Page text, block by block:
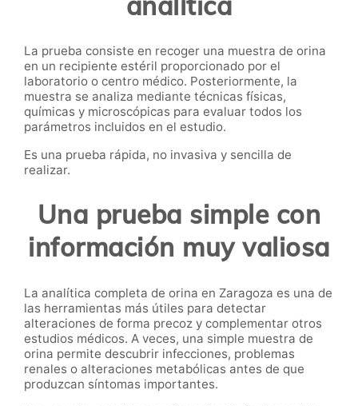
La prueba consiste en recoger una muestra de orina
en un recipiente estéril proporcionado por el
laboratorio o centro médico. Posteriormente, la
muestra se analiza mediante técnicas físicas,
químicas y microscópicas para evaluar todos los
parámetros incluidos en el estudio.
Es una prueba rápida, no invasiva y sencilla de
realizar.
Una prueba simple con
información muy valiosa
La analítica completa de orina en Zaragoza es una de
las herramientas más útiles para detectar
alteraciones de forma precoz y complementar otros
estudios médicos. A veces, una simple muestra de
orina permite descubrir infecciones, problemas
renales o alteraciones metabólicas antes de que
produzcan síntomas importantes.